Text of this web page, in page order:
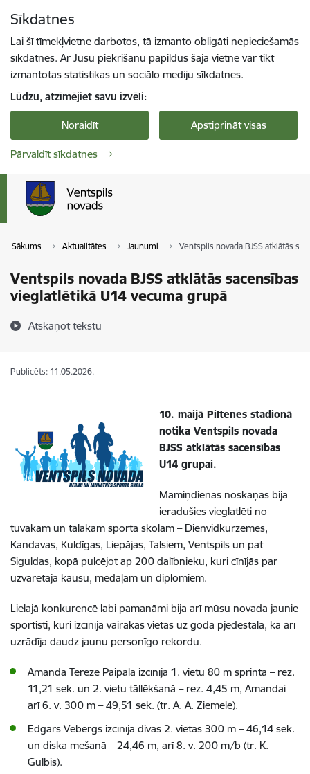
Sīkdatnes
Lai šī tīmekļvietne darbotos, tā izmanto obligāti nepieciešamās
sīkdatnes. Ar Jūsu piekrišanu papildus šajā vietnē var tikt
izmantotas statistikas un sociālo mediju sīkdatnes.
Lūdzu, atzīmējiet savu izvēli:
Noraidīt Apstiprināt visas
Pārvaldīt sīkdatnes
Sākums Aktualitātes Jaunumi Ventspils novada BJSS atklātās
Ventspils novada BJSS atklātās sacensības
vieglatlētikā U14 vecuma grupā
Atskaņot tekstu
Publicēts: 11.05.2026.
10. maijā Piltenes stadionā
notika Ventspils novada
BJSS atklātās sacensības
U14 grupai.
Māmiņdienas noskaņās bija
ieradušies vieglatlēti no
tuvākām un tālākām sporta skolām – Dienvidkurzemes,
Kandavas, Kuldīgas, Liepājas, Talsiem, Ventspils un pat
Siguldas, kopā pulcējot ap 200 dalībnieku, kuri cīnījās par
uzvarētāja kausu, medaļām un diplomiem.
Lielajā konkurencē labi pamanāmi bija arī mūsu novada jaunie
sportisti, kuri izcīnīja vairākas vietas uz goda pjedestāla, kā arī
uzrādīja daudz jaunu personīgo rekordu.
Amanda Terēze Paipala izcīnīja 1. vietu 80 m sprintā – rez.
11,21 sek. un 2. vietu tāllēkšanā – rez. 4,45 m, Amandai
arī 6. v. 300 m – 49,51 sek. (tr. A. A. Ziemele).
Edgars Vēbergs izcīnīja divas 2. vietas 300 m – 46,14 sek.
un diska mešanā – 24,46 m, arī 8. v. 200 m/b (tr. K.
Gulbis).